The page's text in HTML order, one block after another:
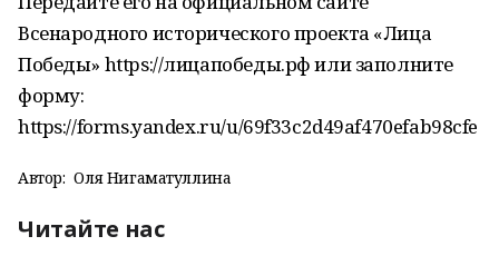
Всенародного исторического проекта «Лица
Победы» https://лицапобеды.рф или заполните
форму:
https://forms.yandex.ru/u/69f33c2d49af470efab98cfe
Автор: Оля Нигаматуллина
Читайте нас